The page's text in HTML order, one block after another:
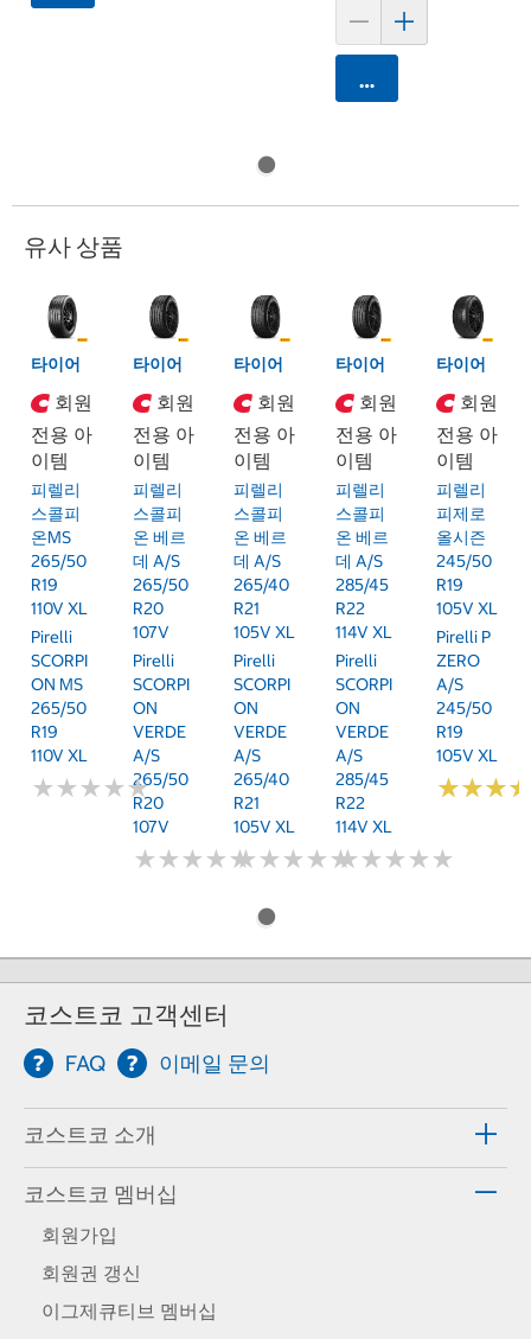
카트에 담기
유사 상품
타이어
회원
전용 아
이템
피렐리
스콜피
온MS
265/50
R19
110V XL
Pirelli
SCORPI
ON MS
265/50
R19
110V XL
★★★★★
★★★★★
타이어
회원
전용 아
이템
피렐리
스콜피
온 베르
데 A/S
265/50
R20
107V
Pirelli
SCORPI
ON
VERDE
A/S
265/50
R20
107V
★★★★★
★★★★★
타이어
회원
전용 아
이템
피렐리
스콜피
온 베르
데 A/S
265/40
R21
105V XL
Pirelli
SCORPI
ON
VERDE
A/S
265/40
R21
105V XL
★★★★★
★★★★★
타이어
회원
전용 아
이템
피렐리
스콜피
온 베르
데 A/S
285/45
R22
114V XL
Pirelli
SCORPI
ON
VERDE
A/S
285/45
R22
114V XL
★★★★★
★★★★★
타이어
회원
전용 아
이템
피렐리
피제로
올시즌
245/50
R19
105V XL
Pirelli P
ZERO
A/S
245/50
R19
105V XL
★★★
★★★
코스트코 고객센터
FAQ 이메일 문의
코스트코 소개
코스트코 멤버십
회원가입
회원권 갱신
이그제큐티브 멤버십